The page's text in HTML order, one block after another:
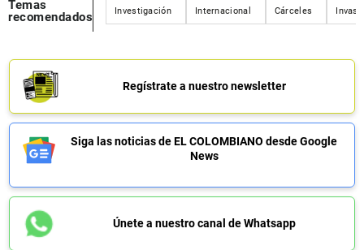
Temas
recomendados
Investigación Internacional Cárceles
Regístrate a nuestro newsletter
Siga las noticias de EL COLOMBIANO desde Google
News
Únete a nuestro canal de Whatsapp